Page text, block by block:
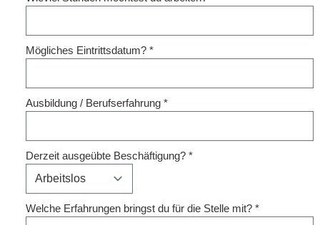
Mögliches Eintrittsdatum? *
Ausbildung / Berufserfahrung *
Derzeit ausgeübte Beschäftigung? *
Welche Erfahrungen bringst du für die Stelle mit? *